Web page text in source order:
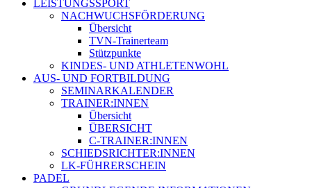
LEISTUNGSSPORT
NACHWUCHSFÖRDERUNG
Übersicht
TVN-Trainerteam
Stützpunkte
KINDES- UND ATHLETENWOHL
AUS- UND FORTBILDUNG
SEMINARKALENDER
TRAINER:INNEN
Übersicht
ÜBERSICHT
C-TRAINER:INNEN
SCHIEDSRICHTER:INNEN
LK-FÜHRERSCHEIN
PADEL